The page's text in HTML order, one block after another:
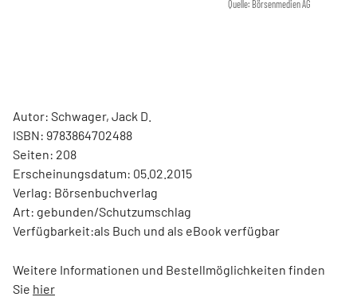
Quelle: Börsenmedien AG
Autor: Schwager, Jack D.
ISBN: 9783864702488
Seiten: 208
Erscheinungsdatum: 05.02.2015
Verlag: Börsenbuchverlag
Art: gebunden/Schutzumschlag
Verfügbarkeit:als Buch und als eBook verfügbar
Weitere Informationen und Bestellmöglichkeiten finden
Sie hier